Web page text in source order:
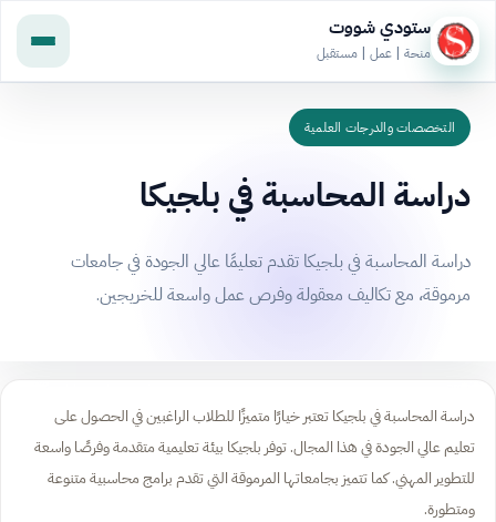
ستودي شووت
منحة | عمل | مستقبل
التخصصات والدرجات العلمية
دراسة المحاسبة في بلجيكا
دراسة المحاسبة في بلجيكا تقدم تعليمًا عالي الجودة في جامعات
مرموقة، مع تكاليف معقولة وفرص عمل واسعة للخريجين.
دراسة المحاسبة في بلجيكا تعتبر خيارًا متميزًا للطلاب الراغبين في الحصول على
تعليم عالي الجودة في هذا المجال. توفر بلجيكا بيئة تعليمية متقدمة وفرصًا واسعة
للتطوير المهني. كما تتميز بجامعاتها المرموقة التي تقدم برامج محاسبية متنوعة
ومتطورة.